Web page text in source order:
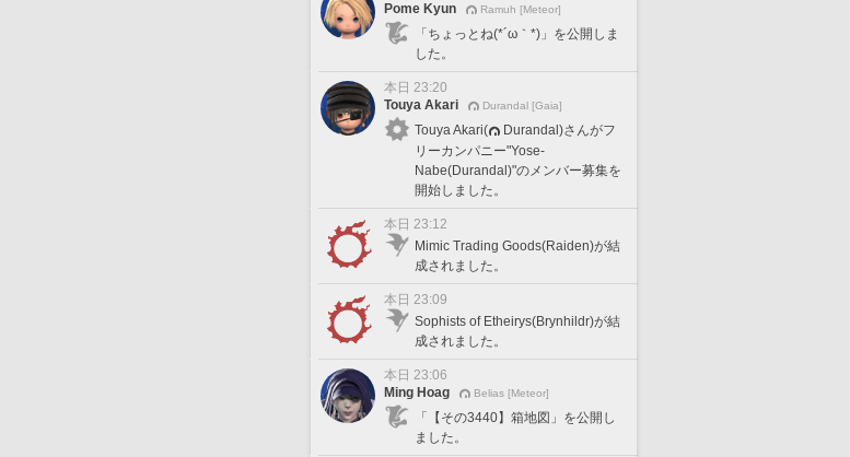
Pome Kyun
Ramuh [Meteor]
「ちょっとね(*´ω｀*)」を公開しま
した。
本日 23:20
Touya Akari
Durandal [Gaia]
Touya Akari(
Durandal)さんがフ
リーカンパニー"Yose-
Nabe(Durandal)"のメンバー募集を
開始しました。
本日 23:12
Mimic Trading Goods(Raiden)が結
成されました。
本日 23:09
Sophists of Etheirys(Brynhildr)が結
成されました。
本日 23:06
Ming Hoag
Belias [Meteor]
「【その3440】箱地図」を公開し
ました。